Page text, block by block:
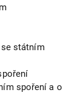
státním
spoření a o